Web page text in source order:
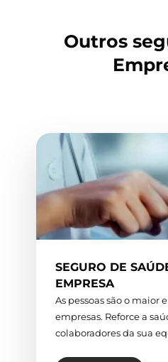
Outros
SEGURO DE
EMPRESA
As pessoas são o maior
empresas. Reforce a
colaboradores da sua